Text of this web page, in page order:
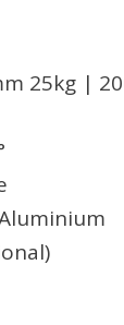
25kg |